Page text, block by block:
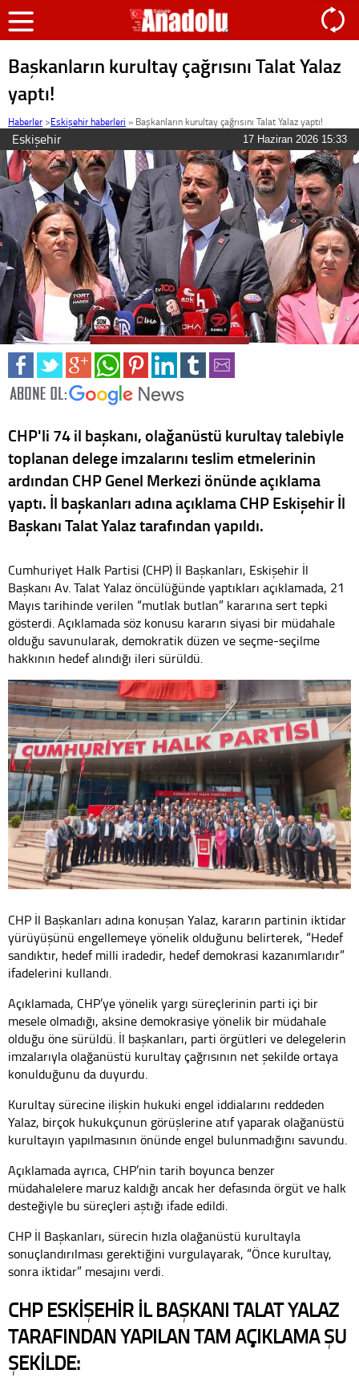
Başkanların kurultay çağrısını Talat Yalaz
yaptı!
Haberler >Eskişehir haberleri » Başkanların kurultay çağrısını Talat Yalaz yaptı!
Eskişehir 17 Haziran 2026 15:33
CHP'li 74 il başkanı, olağanüstü kurultay talebiyle
toplanan delege imzalarını teslim etmelerinin
ardından CHP Genel Merkezi önünde açıklama
yaptı. İl başkanları adına açıklama CHP Eskişehir İl
Başkanı Talat Yalaz tarafından yapıldı.
Cumhuriyet Halk Partisi (CHP) İl Başkanları, Eskişehir İl
Başkanı Av. Talat Yalaz öncülüğünde yaptıkları açıklamada, 21
Mayıs tarihinde verilen “mutlak butlan” kararına sert tepki
gösterdi. Açıklamada söz konusu kararın siyasi bir müdahale
olduğu savunularak, demokratik düzen ve seçme-seçilme
hakkının hedef alındığı ileri sürüldü.
CHP İl Başkanları adına konuşan Yalaz, kararın partinin iktidar
yürüyüşünü engellemeye yönelik olduğunu belirterek, “Hedef
sandıktır, hedef milli iradedir, hedef demokrasi kazanımlarıdır”
ifadelerini kullandı.
Açıklamada, CHP’ye yönelik yargı süreçlerinin parti içi bir
mesele olmadığı, aksine demokrasiye yönelik bir müdahale
olduğu öne sürüldü. İl başkanları, parti örgütleri ve delegelerin
imzalarıyla olağanüstü kurultay çağrısının net şekilde ortaya
konulduğunu da duyurdu.
Kurultay sürecine ilişkin hukuki engel iddialarını reddeden
Yalaz, birçok hukukçunun görüşlerine atıf yaparak olağanüstü
kurultayın yapılmasının önünde engel bulunmadığını savundu.
Açıklamada ayrıca, CHP’nin tarih boyunca benzer
müdahalelere maruz kaldığı ancak her defasında örgüt ve halk
desteğiyle bu süreçleri aştığı ifade edildi.
CHP İl Başkanları, sürecin hızla olağanüstü kurultayla
sonuçlandırılması gerektiğini vurgulayarak, “Önce kurultay,
sonra iktidar” mesajını verdi.
CHP ESKİŞEHİR İL BAŞKANI TALAT YALAZ
TARAFINDAN YAPILAN TAM AÇIKLAMA ŞU
ŞEKİLDE: